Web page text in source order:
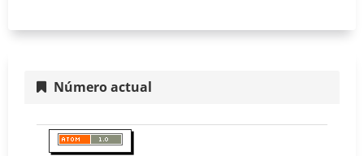
Número actual